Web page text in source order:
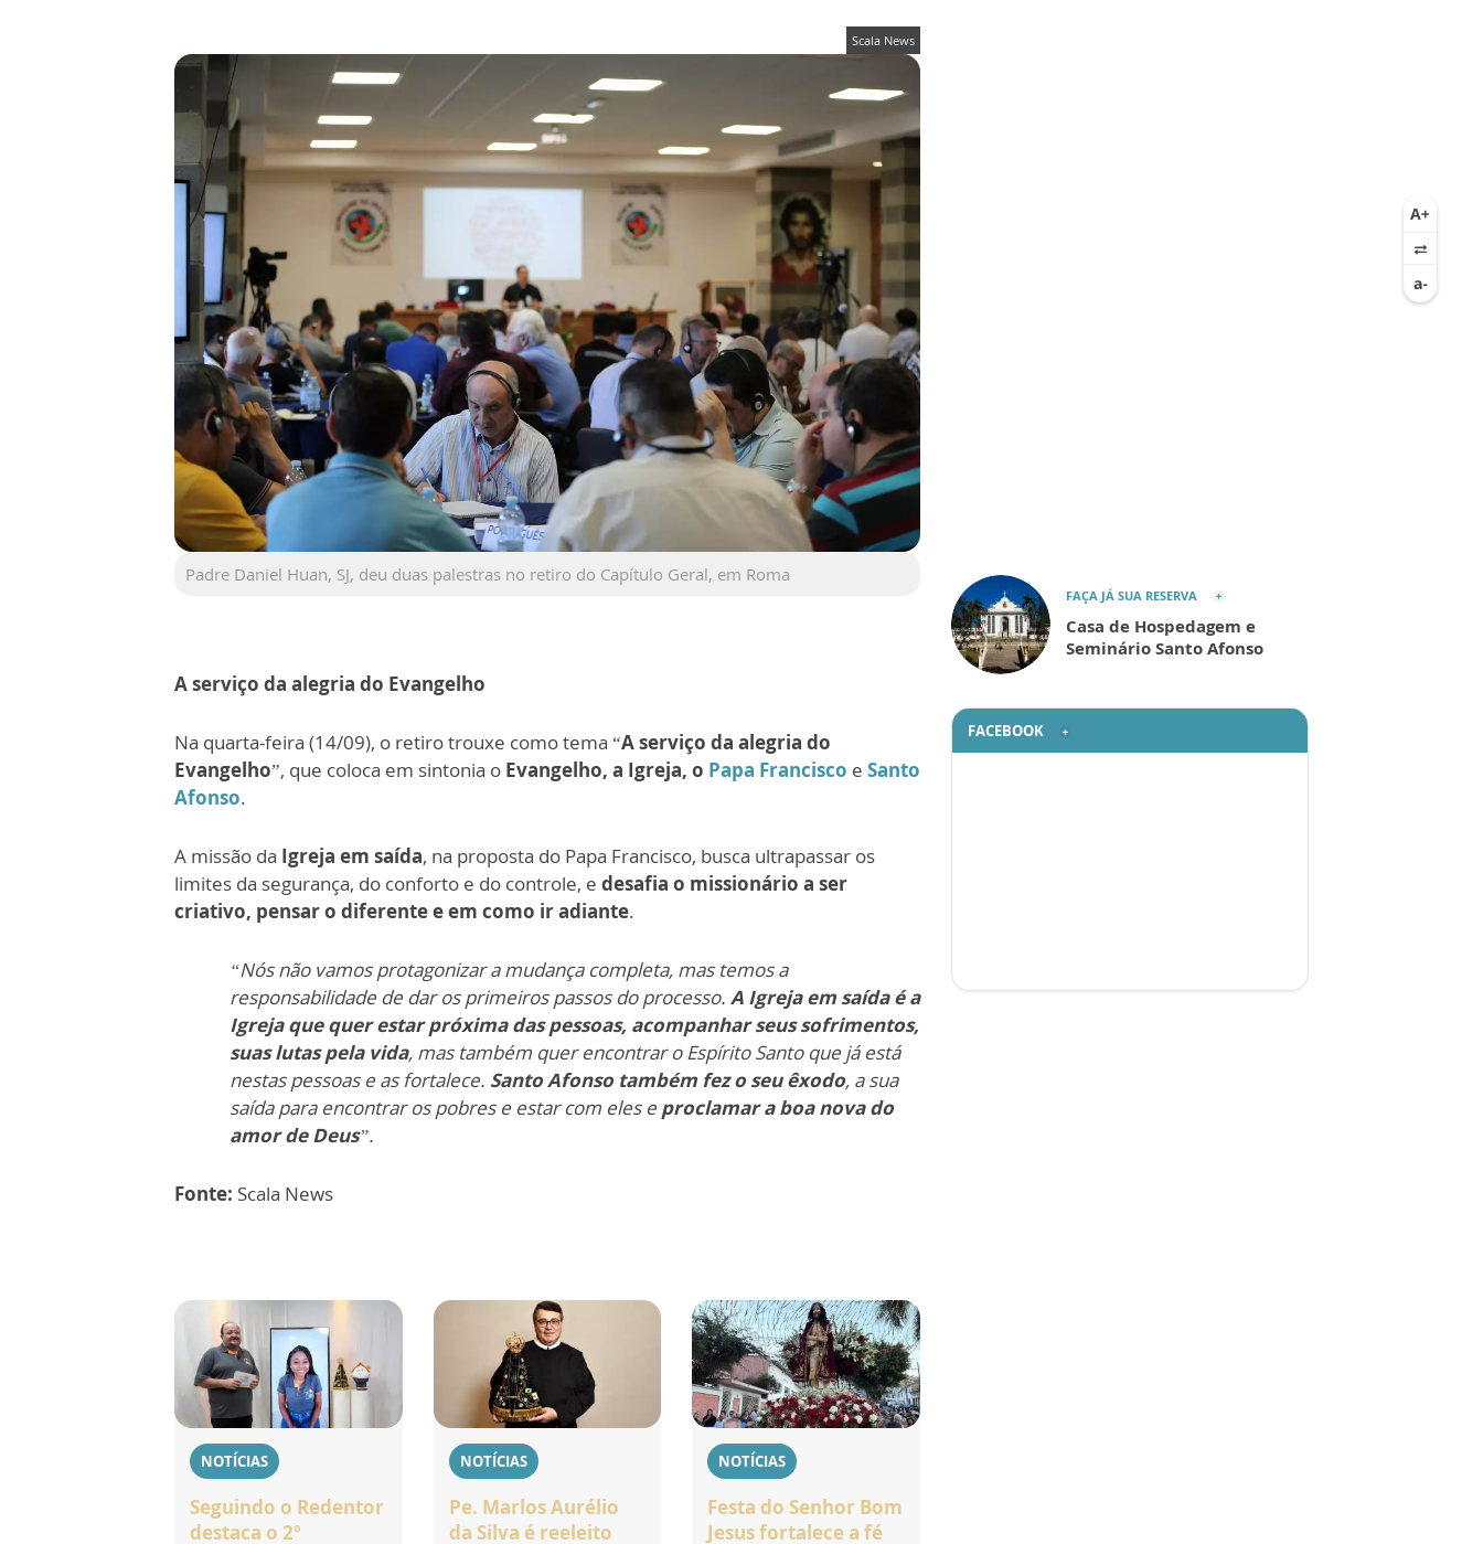
Scala News
Padre Daniel Huan, SJ, deu duas palestras no retiro do Capítulo Geral, em Roma
A serviço da alegria do Evangelho
Na quarta-feira (14/09), o retiro trouxe como tema “A serviço da alegria do
Evangelho”, que coloca em sintonia o Evangelho, a Igreja, o Papa Francisco e Santo
Afonso.
A missão da Igreja em saída, na proposta do Papa Francisco, busca ultrapassar os
limites da segurança, do conforto e do controle, e desafia o missionário a ser
criativo, pensar o diferente e em como ir adiante.
“Nós não vamos protagonizar a mudança completa, mas temos a
responsabilidade de dar os primeiros passos do processo. A Igreja em saída é a
Igreja que quer estar próxima das pessoas, acompanhar seus sofrimentos,
suas lutas pela vida, mas também quer encontrar o Espírito Santo que já está
nestas pessoas e as fortalece. Santo Afonso também fez o seu êxodo, a sua
saída para encontrar os pobres e estar com eles e proclamar a boa nova do
amor de Deus”.
Fonte: Scala News
NOTÍCIAS
Seguindo o Redentor
destaca o 2º
NOTÍCIAS
Pe. Marlos Aurélio
da Silva é reeleito
NOTÍCIAS
Festa do Senhor Bom
Jesus fortalece a fé
FAÇA JÁ SUA RESERVA
Casa de Hospedagem e
Seminário Santo Afonso
FACEBOOK